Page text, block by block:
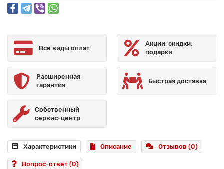
Все виды оплат
Акции, скидки,
подарки
Расширенная
гарантия
Быстрая доставка
Собственный
сервис-центр
Характеристики Описание Отзывов (0)
Вопрос-ответ (0)